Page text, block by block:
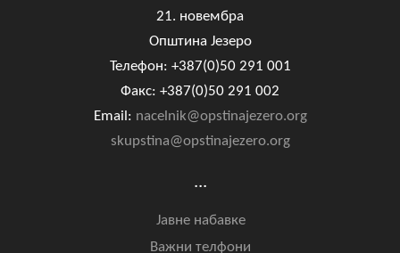
21. новембра
Општина Језеро
Телефон: +387(0)50 291 001
Факс: +387(0)50 291 002
Email: nacelnik@opstinajezero.org
skupstina@opstinajezero.org
...
Јавне набавке
Важни телфони